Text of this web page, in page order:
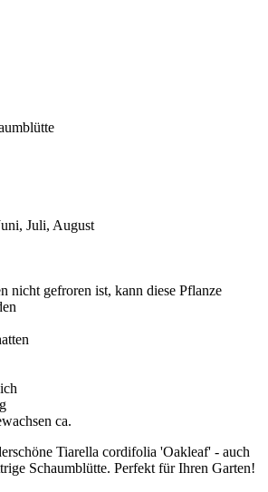
Juli, August
nicht gefroren ist, kann diese Pflanze
ca.
Tiarella cordifolia 'Oakleaf' - auch
Schaumblütte. Perfekt für Ihren Garten!